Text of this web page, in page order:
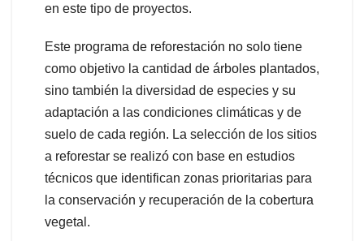
en este tipo de proyectos.
Este programa de reforestación no solo tiene
como objetivo la cantidad de árboles plantados,
sino también la diversidad de especies y su
adaptación a las condiciones climáticas y de
suelo de cada región. La selección de los sitios
a reforestar se realizó con base en estudios
técnicos que identifican zonas prioritarias para
la conservación y recuperación de la cobertura
vegetal.